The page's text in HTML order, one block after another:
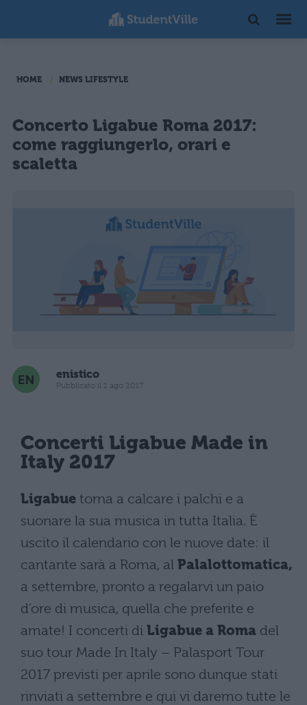
HOME NEWS LIFESTYLE
Concerto Ligabue Roma 2017:
come raggiungerlo, orari e
scaletta
enistico
Pubblicato il 1 ago 2017
Concerti Ligabue Made in
Italy 2017
Ligabue torna a calcare i palchi e a
suonare la sua musica in tutta Italia. È
uscito il calendario con le nuove date: il
cantante sarà a Roma, al Palalottomatica,
a settembre, pronto a regalarvi un paio
d’ore di musica, quella che preferite e
amate! I concerti di Ligabue a Roma del
suo tour Made In Italy – Palasport Tour
2017 previsti per aprile sono dunque stati
rinviati a settembre e qui vi daremo tutte le